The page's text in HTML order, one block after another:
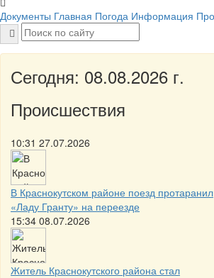
Документы Главная Погода Информация
Сегодня: 08.08.2026 г.
Происшествия
10:31 27.07.2026
В Краснокутском районе поезд протаранил
«Ладу Гранту» на переезде
15:34 08.07.2026
Житель Краснокутского района стал